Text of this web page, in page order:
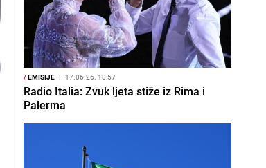
/EMISIJE I 17.06.26. 10:57
Radio Italia: Zvuk ljeta stiže iz Rima i
Palerma